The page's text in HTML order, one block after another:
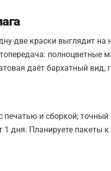
две краски выглядит
полноцветные
даёт бархатный вид,
и сборкой;
дня. Планируете пакеты